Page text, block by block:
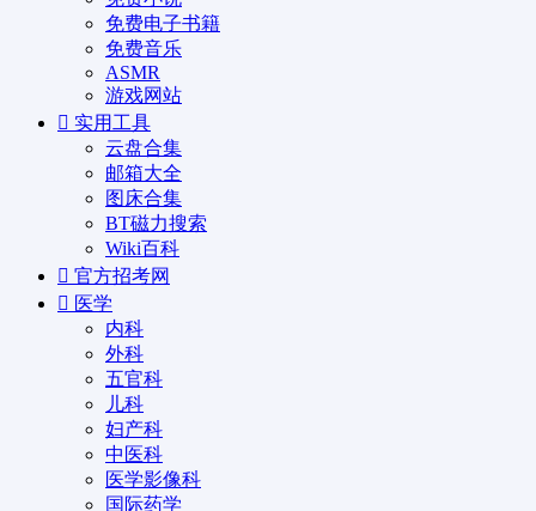
免费电子书籍
免费音乐
ASMR
游戏网站
实用工具
云盘合集
邮箱大全
图床合集
BT磁力搜索
Wiki百科
官方招考网
医学
内科
外科
五官科
儿科
妇产科
中医科
医学影像科
国际药学